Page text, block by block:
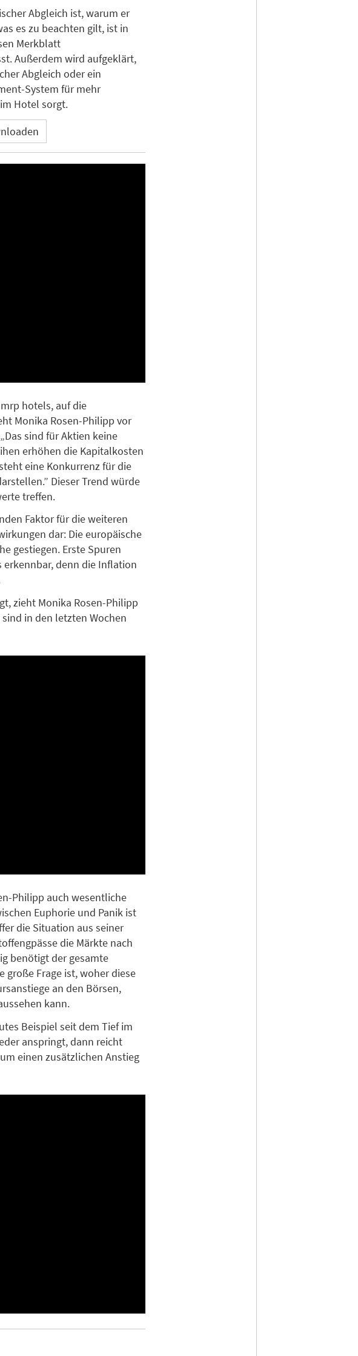
Abgleich ist, warum er
es zu beachten gilt, ist in
Merkblatt
Außerdem wird aufgeklärt,
Abgleich oder ein
System für mehr
Hotel sorgt.
hotels, auf die
Monika Rosen-Philipp vor
sind für Aktien keine
erhöhen die Kapitalkosten
eine Konkurrenz für die
Dieser Trend würde
treffen.
Faktor für die weiteren
dar: Die europäische
gestiegen. Erste Spuren
denn die Inflation
zieht Monika Rosen-Philipp
in den letzten Wochen
Philipp auch wesentliche
Euphorie und Panik ist
die Situation aus seiner
die Märkte nach
benötigt der gesamte
große Frage ist, woher diese
an den Börsen,
kann.
Beispiel seit dem Tief im
anspringt, dann reicht
einen zusätzlichen Anstieg